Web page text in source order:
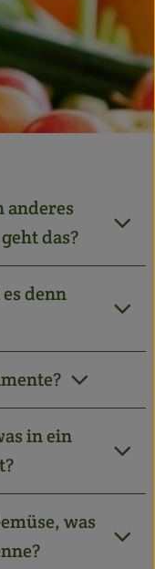
anderes
das?
denn
in ein
was